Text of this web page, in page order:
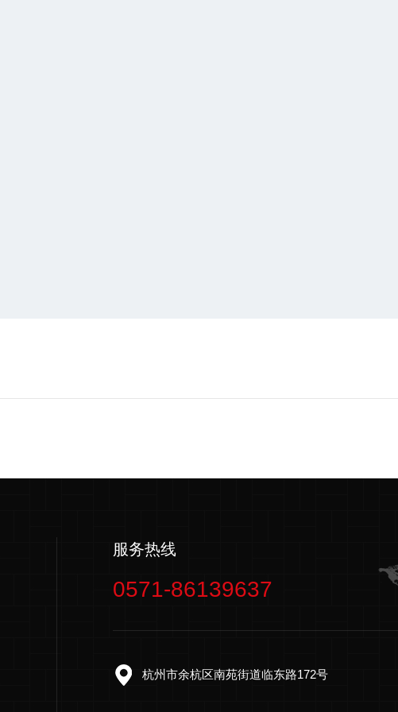
服务热线
0571-86139637
杭州市余杭区南苑街道临东路172号